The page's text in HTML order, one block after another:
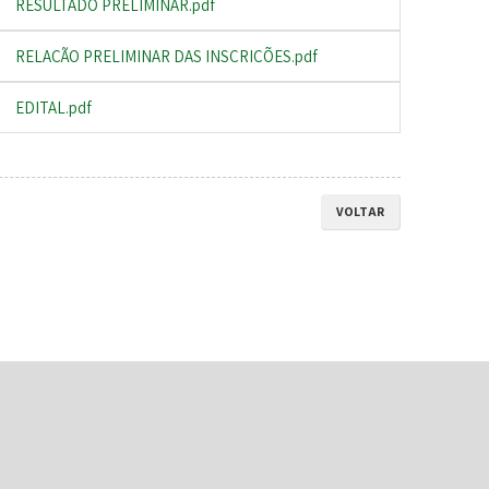
RESULTADO PRELIMINAR.pdf
RELAÇÃO PRELIMINAR DAS INSCRIÇÕES.pdf
EDITAL.pdf
VOLTAR